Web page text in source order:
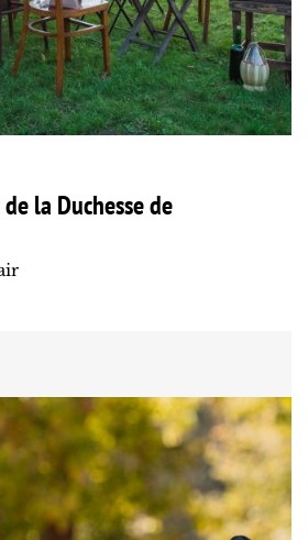
la Duchesse de